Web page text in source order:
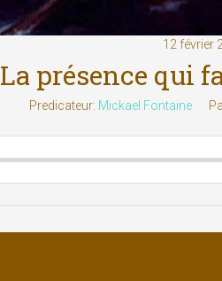
12 février
La présence qui
Predicateur: Mickael Fontaine